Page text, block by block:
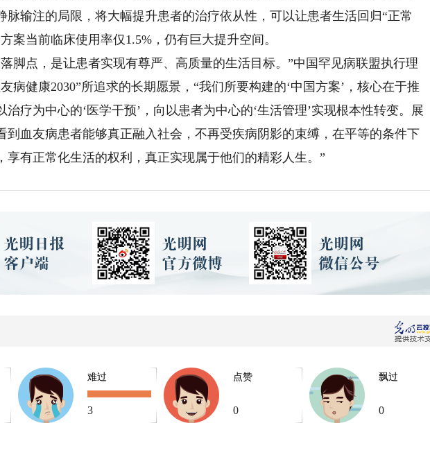
脉输注的局限，将大幅提升患者的治疗依从性，可以让患者生活回归“正常
案当前临床使用率仅1.5%，仍有巨大提升空间。
点，是让患者实现有尊严、高质量的生活目标。”中国罕见病联盟执行理
病健康2030”所追求的长期愿景，“我们所要构建的‘中国方案’，核心在于推
疗为中心的‘医学干预’，向以患者为中心的‘生活管理’实现根本性转变。展
到血友病患者能够真正融入社会，不再受疾病阴影的束缚，在平等的条件下
享有正常化生活的权利，真正实现属于他们的精彩人生。”
难过
3
点赞
0
飘过
0